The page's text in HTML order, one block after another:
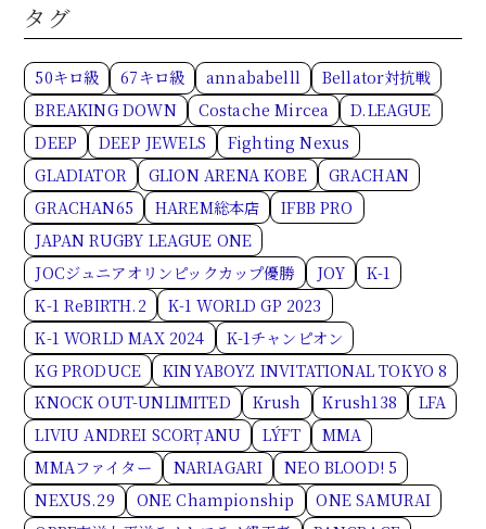
タグ
50キロ級 67キロ級 annababelll
Bellator対抗戦
BREAKING DOWN
Costache Mircea
D.LEAGUE
DEEP
DEEP JEWELS
Fighting Nexus
GLADIATOR
GLION ARENA KOBE
GRACHAN
GRACHAN65
HAREM総本店
IFBB PRO
JAPAN RUGBY LEAGUE ONE
JOCジュニアオリンピックカップ優勝
JOY
K-1
K-1 ReBIRTH.2
K-1 WORLD GP 2023
K-1 WORLD MAX 2024
K-1チャンピオン
KG PRODUCE
KINYABOYZ INVITATIONAL TOKYO 8
KNOCK OUT-UNLIMITED
Krush Krush138
LFA
LIVIU ANDREI SCORȚANU
LÝFT
MMA
MMAファイター
NARIAGARI
NEO BLOOD! 5
NEXUS.29
ONE Championship
ONE SAMURAI